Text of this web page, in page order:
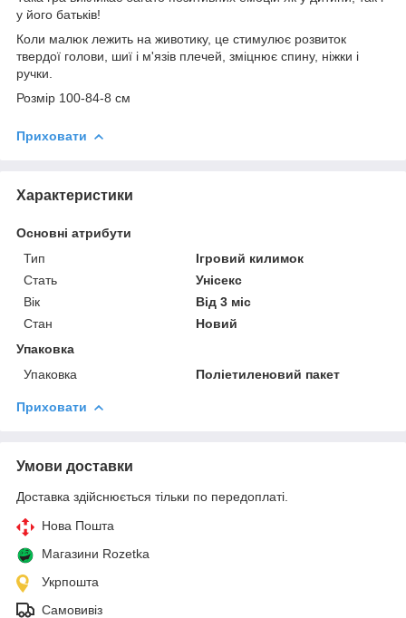
у його батьків!
Коли малюк лежить на животику, це стимулює розвиток
твердої голови, шиї і м'язів плечей, зміцнює спину, ніжки і
ручки.
Розмір 100-84-8 см
Приховати
Характеристики
Основні атрибути
Тип
Ігровий килимок
Стать
Унісекс
Вік
Від 3 міс
Стан
Новий
Упаковка
Упаковка
Поліетиленовий пакет
Приховати
Умови доставки
Доставка здійснюється тільки по передоплаті.
Нова Пошта
Магазини Rozetka
Укрпошта
Самовивіз